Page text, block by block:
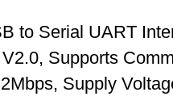
to Serial UART
Supports
Supply